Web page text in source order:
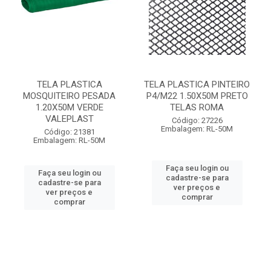
TELA PLASTICA
MOSQUITEIRO PESADA
1.20X50M VERDE
VALEPLAST
Código: 21381
Embalagem: RL-50M
Faça seu login ou
cadastre-se para
ver preços e
comprar
TELA PLASTICA PINTEIRO
P4/M22 1.50X50M PRETO
TELAS ROMA
Código: 27226
Embalagem: RL-50M
Faça seu login ou
cadastre-se para
ver preços e
comprar